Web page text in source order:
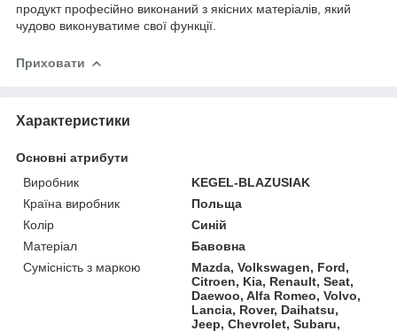
продукт професійно виконаний з якісних матеріалів, який
чудово виконуватиме свої функції.
Приховати
Характеристики
Основні атрибути
Виробник
KEGEL-BLAZUSIAK
Країна виробник
Польща
Колір
Синій
Матеріал
Бавовна
Сумісність з маркою
Mazda, Volkswagen, Ford,
Citroen, Kia, Renault, Seat,
Daewoo, Alfa Romeo, Volvo,
Lancia, Rover, Daihatsu,
Jeep, Chevrolet, Subaru,